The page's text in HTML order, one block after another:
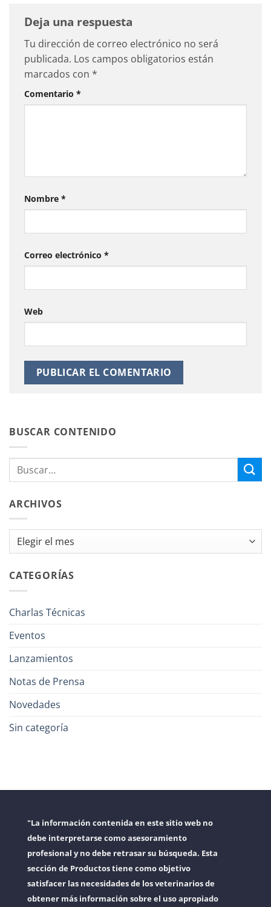
Deja una respuesta
Tu dirección de correo electrónico no será
publicada. Los campos obligatorios están
marcados con *
Comentario *
Nombre *
Correo electrónico *
Web
BUSCAR CONTENIDO
ARCHIVOS
Archivos
CATEGORÍAS
Charlas Técnicas
Eventos
Lanzamientos
Notas de Prensa
Novedades
Sin categoría
"La información contenida en este sitio web no
debe interpretarse como asesoramiento
profesional y no debe retrasar su búsqueda. Esta
sección de Productos tiene como objetivo
satisfacer las necesidades de los veterinarios de
obtener más información sobre el uso apropiado